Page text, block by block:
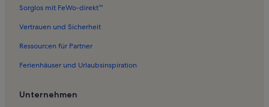
Ferienwohnungen in Rehsiepen
Ferienwohnungen in Altenfeld
Ferienwohnungen in Holthausen
Sorglos mit FeWo-direkt™
Vertrauen und Sicherheit
Ressourcen für Partner
Ferienhäuser und Urlaubsinspiration
Unternehmen